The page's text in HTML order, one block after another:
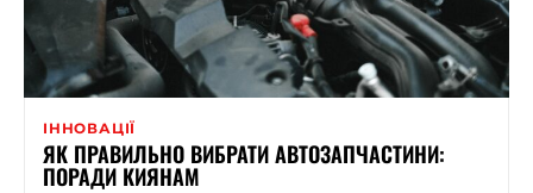
ІННОВАЦІЇ
ЯК ПРАВИЛЬНО ВИБРАТИ АВТОЗАПЧАСТИНИ:
ПОРАДИ КИЯНАМ